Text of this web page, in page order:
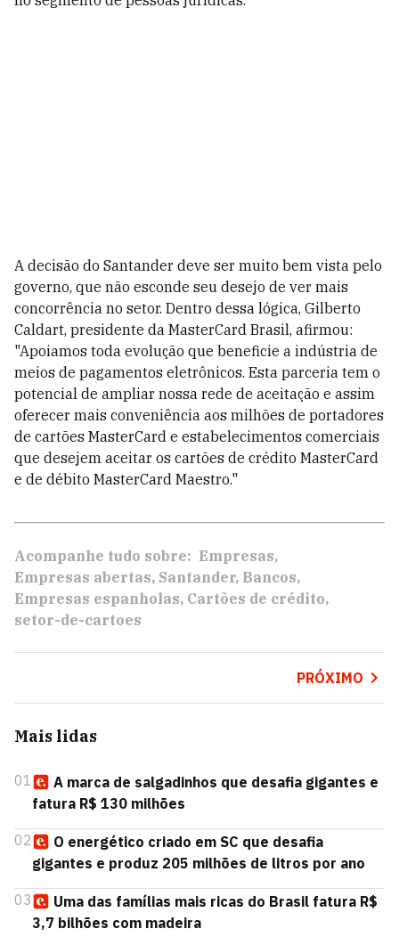
A decisão do Santander deve ser muito bem vista pelo
governo, que não esconde seu desejo de ver mais
concorrência no setor. Dentro dessa lógica, Gilberto
Caldart, presidente da MasterCard Brasil, afirmou:
"Apoiamos toda evolução que beneficie a indústria de
meios de pagamentos eletrônicos. Esta parceria tem o
potencial de ampliar nossa rede de aceitação e assim
oferecer mais conveniência aos milhões de portadores
de cartões MasterCard e estabelecimentos comerciais
que desejem aceitar os cartões de crédito MasterCard
e de débito MasterCard Maestro."
Acompanhe tudo sobre: Empresas
Empresas abertas Santander Bancos
Empresas espanholas Cartões de crédito
setor-de-cartoes
PRÓXIMO
Mais lidas
01
A marca de salgadinhos que desafia gigantes e
fatura R$ 130 milhões
02
O energético criado em SC que desafia
gigantes e produz 205 milhões de litros por ano
03
Uma das famílias mais ricas do Brasil fatura R$
3,7 bilhões com madeira